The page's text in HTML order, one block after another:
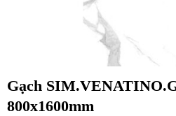
Gạch
800x1600mm